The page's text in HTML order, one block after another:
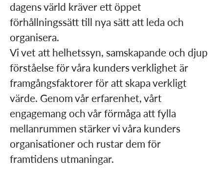
dagens värld kräver ett öppet
förhållningssätt till nya sätt att leda och
organisera.
Vi vet att helhetssyn, samskapande och djup
förståelse för våra kunders verklighet är
framgångsfaktorer för att skapa verkligt
värde. Genom vår erfarenhet, vårt
engagemang och vår förmåga att fylla
mellanrummen stärker vi våra kunders
organisationer och rustar dem för
framtidens utmaningar.​